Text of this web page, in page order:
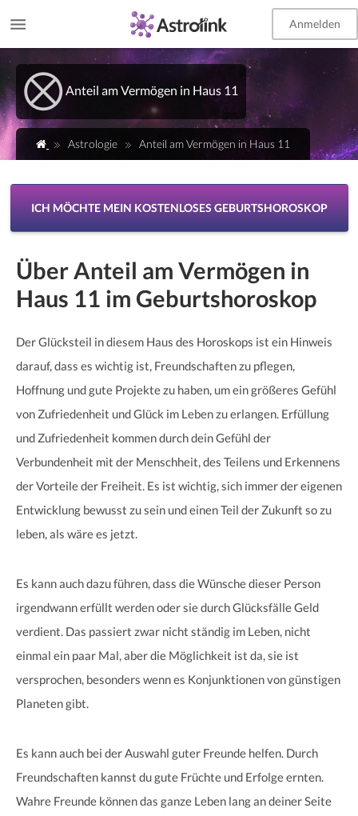
Anmelden
Anteil am Vermögen in Haus 11
Astrologie Anteil am Vermögen in Haus 11
ICH MÖCHTE MEIN KOSTENLOSES GEBURTSHOROSKOP
Über Anteil am Vermögen in
Haus 11 im Geburtshoroskop
Der Glücksteil in diesem Haus des Horoskops ist ein Hinweis
darauf, dass es wichtig ist, Freundschaften zu pflegen,
Hoffnung und gute Projekte zu haben, um ein größeres Gefühl
von Zufriedenheit und Glück im Leben zu erlangen. Erfüllung
und Zufriedenheit kommen durch dein Gefühl der
Verbundenheit mit der Menschheit, des Teilens und Erkennens
der Vorteile der Freiheit. Es ist wichtig, sich immer der eigenen
Entwicklung bewusst zu sein und einen Teil der Zukunft so zu
leben, als wäre es jetzt.
Es kann auch dazu führen, dass die Wünsche dieser Person
irgendwann erfüllt werden oder sie durch Glücksfälle Geld
verdient. Das passiert zwar nicht ständig im Leben, nicht
einmal ein paar Mal, aber die Möglichkeit ist da, sie ist
versprochen, besonders wenn es Konjunktionen von günstigen
Planeten gibt.
Es kann auch bei der Auswahl guter Freunde helfen. Durch
Freundschaften kannst du gute Früchte und Erfolge ernten.
Wahre Freunde können das ganze Leben lang an deiner Seite